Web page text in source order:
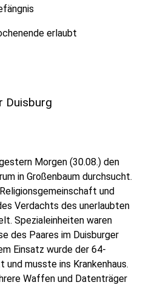
erlaubt
Duisburg
Morgen (30.08.) den
in Großenbaum durchsucht.
und
Verdachts des unerlaubten
Spezialeinheiten waren
des Paares im Duisburger
Einsatz wurde der 64-
und musste ins Krankenhaus.
Waffen und Datenträger